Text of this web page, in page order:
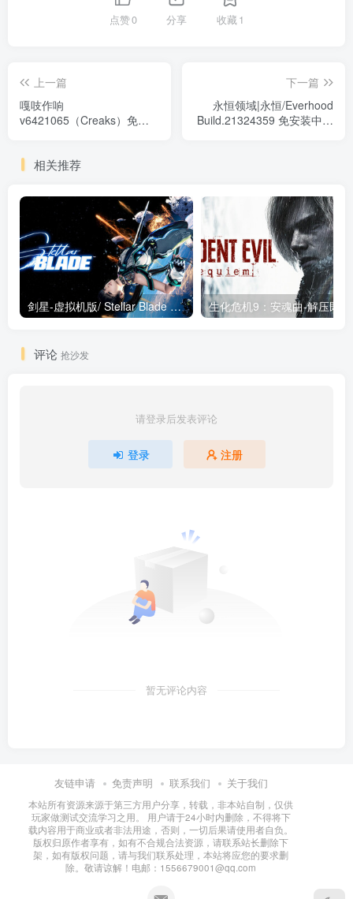
点赞0 分享 收藏1
上一篇
嘎吱作响
v6421065（Creaks）免安
下一篇
永恒领域|永恒/Everhood
Build.21324359 免安装中文
相关推荐
剑星-虚拟机版/ Stellar Blade v1.4.1|Build.19963153 终极版新补丁 送修改器 免安装中文版
评论 抢沙发
请登录后发表评论
登录 注册
暂无评论内容
友链申请 免责声明 联系我们 关于我们
本站所有资源来源于第三方用户分享，转载，非本站自制，仅供
玩家做测试交流学习之用。 用户请于24小时内删除，不得将下
载内容用于商业或者非法用途，否则，一切后果请使用者自负。
版权归原作者享有，如有不合规合法资源，请联系站长删除下
架，如有版权问题，请与我们联系处理，本站将应您的要求删
除。敬请谅解！电邮：1556679001@qq.com